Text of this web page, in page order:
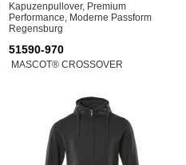
Kapuzenpullover, Premium
Performance, Moderne Passform
Regensburg
51590-970
MASCOT® CROSSOVER